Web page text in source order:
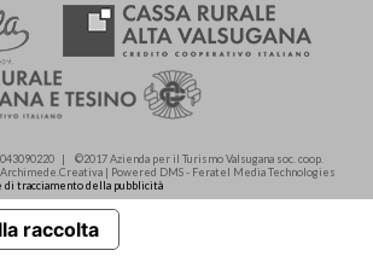
| ©2017 Azienda per il Turismo Valsugana soc. coop.
Archimede.Creativa | Powered DMS - Feratel Media Technologies
tracciamento della pubblicità
raccolta